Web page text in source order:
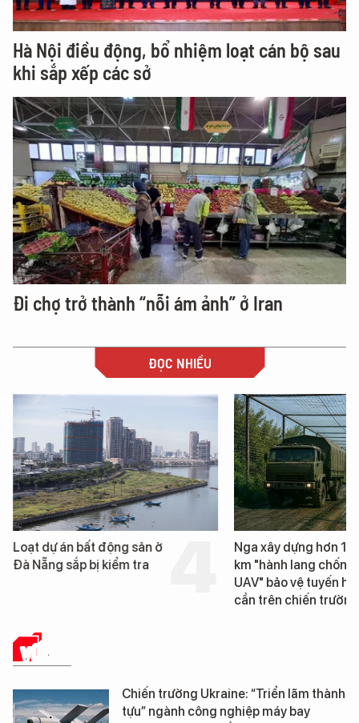
Hà Nội điều động, bổ nhiệm loạt cán bộ sau
khi sắp xếp các sở
Đi chợ trở thành “nỗi ám ảnh” ở Iran
ĐỌC NHIỀU
động sản ở
kiểm tra
Nga xây dựng hơn 1.800
km "hành lang chống
UAV" bảo vệ tuyến hậu
cần trên chiến trường
VŨ KHÍ
Chiến trường Ukraine: “Triển lãm thành
tựu” ngành công nghiệp máy bay